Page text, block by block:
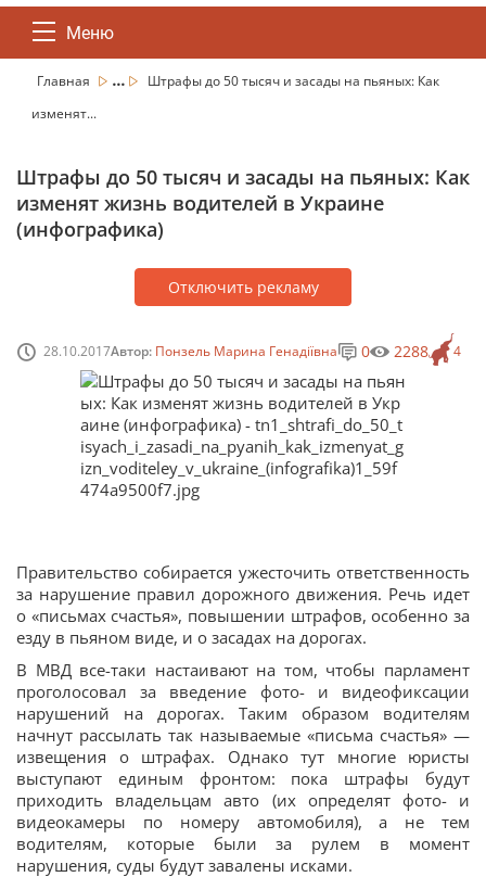
Меню
Главная ...
Штрафы до 50 тысяч и засады на пьяных: Как
изменят...
Штрафы до 50 тысяч и засады на пьяных: Как
изменят жизнь водителей в Украине
(инфографика)
Отключить рекламу
28.10.2017Автор: Понзель Марина Генадіївна 4
0 2288
Правительство собирается ужесточить ответственность
за нарушение правил дорожного движения. Речь идет
о «письмах счастья», повышении штрафов, особенно за
езду в пьяном виде, и о засадах на дорогах.
В МВД все-таки настаивают на том, чтобы парламент
проголосовал за введение фото- и видеофиксации
нарушений на дорогах. Таким образом водителям
начнут рассылать так называемые «письма счастья» —
извещения о штрафах. Однако тут многие юристы
выступают единым фронтом: пока штрафы будут
приходить владельцам авто (их определят фото- и
видеокамеры по номеру автомобиля), а не тем
водителям, которые были за рулем в момент
нарушения, суды будут завалены исками.